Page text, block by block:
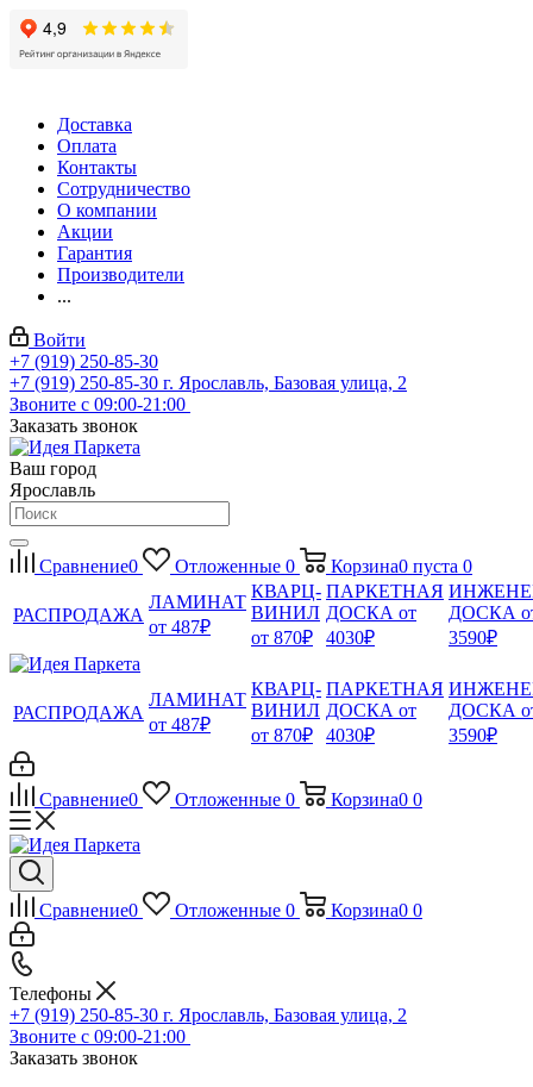
Доставка
Оплата
Контакты
Сотрудничество
О компании
Акции
Гарантия
Производители
...
Войти
+7 (919) 250-85-30
+7 (919) 250-85-30 г. Ярославль, Базовая улица, 2
Звоните с 09:00-21:00
Заказать звонок
Ваш город
Ярославль
Сравнение0 Отложенные 0 Корзина0 пуста 0
РАСПРОДАЖА
ЛАМИНАТ
от 487₽
КВАРЦ-
ВИНИЛ
от 870₽
ПАРКЕТНАЯ
ДОСКА от
4030₽
ДОСКА
3590₽
РАСПРОДАЖА
ЛАМИНАТ
от 487₽
КВАРЦ-
ВИНИЛ
от 870₽
ПАРКЕТНАЯ
ДОСКА от
4030₽
ДОСКА
3590₽
Сравнение0 Отложенные 0 Корзина0 0
Сравнение0 Отложенные 0 Корзина0 0
Телефоны
+7 (919) 250-85-30 г. Ярославль, Базовая улица, 2
Звоните с 09:00-21:00
Заказать звонок